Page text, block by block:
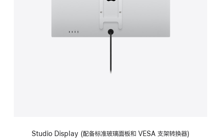
Studio Display (配备标准玻璃面板和 VESA 支架转换器)